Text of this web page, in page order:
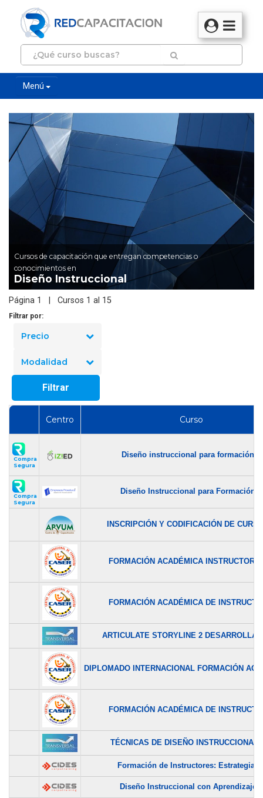
Menú
Cursos de capacitación que entregan competencias o
conocimientos en
Diseño Instruccional
Página 1 | Cursos 1 al 15
Filtrar por:
Precio
Modalidad
Filtrar
Centro Curso
Compra
Segura
Diseño instruccional para formación...
Compra
Segura
Diseño Instruccional para Formación...
INSCRIPCIÓN Y CODIFICACIÓN DE
FORMACIÓN ACADÉMICA INSTRUCTOR
FORMACIÓN ACADÉMICA DE
ARTICULATE STORYLINE 2
DIPLOMADO INTERNACIONAL FORMACIÓN
FORMACIÓN ACADÉMICA DE
TÉCNICAS DE DISEÑO INSTRUCCIONAL
Formación de Instructores:
Diseño Instruccional con Aprendizaje...